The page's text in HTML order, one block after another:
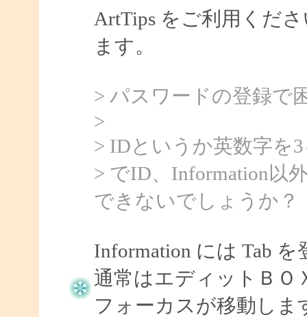
ArtTips をご利用くだ
ます。
> パスワードの登録で
>
> IDというか英数字を
> でID、Information以
できないでしょうか？
Information には Tab
通常はエディットＢＯ
フォーカスが移動し